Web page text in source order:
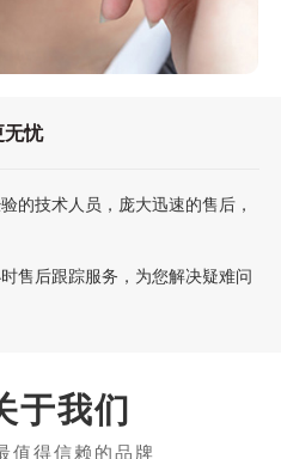
无忧
的技术人员，庞大迅速的售后，
售后跟踪服务，为您解决疑难问
于我们